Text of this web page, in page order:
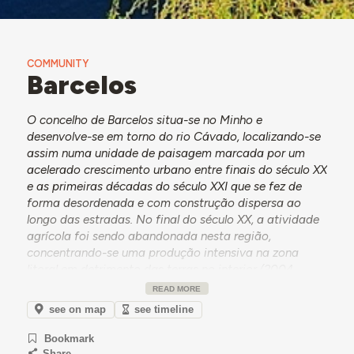
COMMUNITY
Barcelos
O concelho de Barcelos situa-se no Minho e
desenvolve-se em torno do rio Cávado, localizando-se
assim numa unidade de paisagem marcada por um
acelerado crescimento urbano entre finais do século XX
e as primeiras décadas do século XXI que se fez de
forma desordenada e com construção dispersa ao
longo das estradas. No final do século XX, a atividade
agrícola foi sendo abandonada nesta região,
concentrando-se uma produção intensiva na zona
Abreu, Correia e Oliveira). Esta alteração representa
uma transformação do tecido social e económico do
concelho, que em inícios da década de 1960 era
descrito pela Câmara Municipal de Barcelos, como um
READ MORE
see on map see timeline
Bookmark